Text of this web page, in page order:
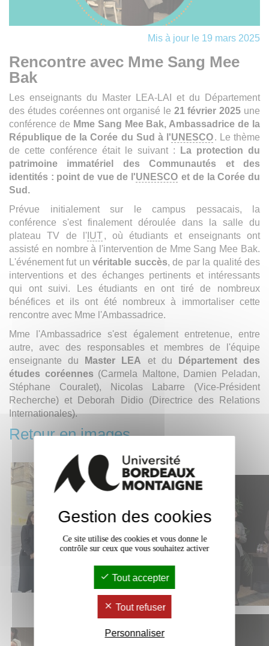
Mis à jour le 19 mars 2025
Rencontre avec Mme Sang Mee
Bak
Les enseignants du Master LEA-LAI et du Département
des études coréennes ont organisé le 21 février 2025 une
conférence de Mme Sang Mee Bak, Ambassadrice de la
République de la Corée du Sud à l'UNESCO. Le thème
de cette conférence était le suivant :
La protection du
patrimoine immatériel des Communautés et des
identités : point de vue de l'UNESCO et de la Corée du
Sud.
Prévue initialement sur le campus pessacais, la
conférence s'est finalement déroulée dans la salle du
plateau TV de l' IUT, où étudiants et enseignants ont
assisté en nombre à l'intervention de Mme Sang Mee Bak.
L'événement fut unvéritable succès, de par la qualité des
interventions et des échanges pertinents et intéressants
qui ont suivi. Les étudiants en ont tiré de nombreux
bénéfices et ils ont été nombreux à immortaliser cette
rencontre avec Mme l'Ambassadrice.
Mme l'Ambassadrice s'est également entretenue, entre
autre, avec des responsables et membres de l'équipe
enseignante du
Master LEA et du
Département des
études coréennes (Carmela Maltone, Damien Peladan,
Stéphane Couralet), Nicolas Labarre (Vice-Président
Recherche) et Deborah Didio (Directrice des Relations
Internationales).
Retour en images
Gestion des cookies
Ce site utilise des cookies et vous donne le
contrôle sur ceux que vous souhaitez activer
Tout accepter
Tout refuser
Personnaliser